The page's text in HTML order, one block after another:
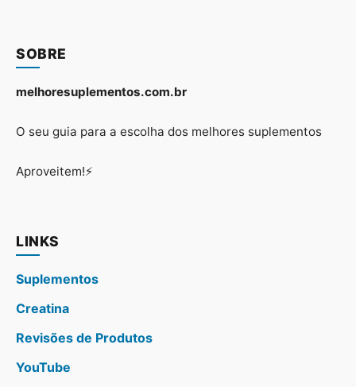
SOBRE
melhoresuplementos.com.br
O seu guia para a escolha dos melhores suplementos
Aproveitem!⚡
LINKS
Suplementos
Creatina
Revisões de Produtos
YouTube